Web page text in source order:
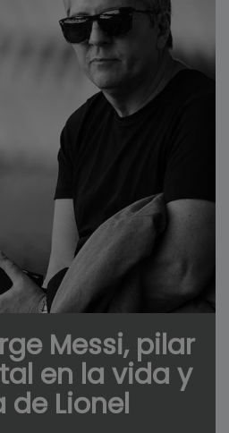
Messi, pilar
en la vida y
Lionel